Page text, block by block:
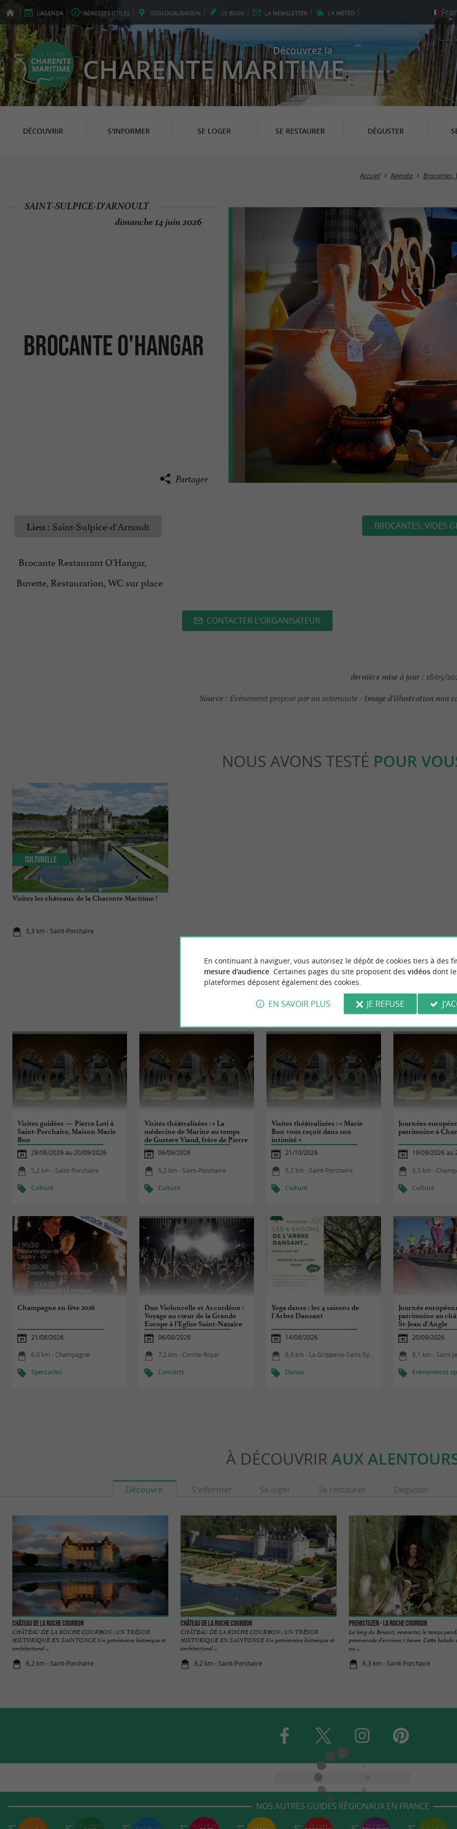
L'AGENDA ADRESSES UTILES GEOLOCALISATION LE BLOG LA NEWSLETTER LA MÉTÉO
Découvrez la
CHARENTE MARITIME
DÉCOUVRIR S'INFORMER SE LOGER SE RESTAURER DÉGUSTER
Accueil Agenda Brocantes,
BROCANTE O'HANGAR
SAINT-SULPICE-D'ARNOULT
dimanche 14 juin 2026
Partager
Lieu : Saint-Sulpice-d'Arnoult BROCANTES, VIDES
Brocante Restaurant O'Hangar,
Buvette, Restauration, WC sur place
CONTACTER L'ORGANISATEUR
dernière mise à jour : 18/05/
Source : Evènement proposé par un internaute -Image d'illustration non
NOUS AVONS TESTÉ POUR
Visitez les châteaux de la Charente Maritime !
5,3 km - Saint-Porchaire
Culturelle
ÉVÈNEMENTS À PROXIMITÉ
Visites guidées — Pierre Loti à
Saint-Porchaire, Maison Marie
Bon
28/06/2026 au 20/09/2026
5,2 km - Saint-Porchaire
Culture
Visites théâtralisées : « La
médecine de Marine au temps
de Gustave Viaud, frère de Pierre
Loti »
06/09/2026
5,2 km - Saint-Porchaire
Culture
Visites théâtralisées : « Marie
Bon vous reçoit dans son
intimité »
21/10/2026
5,2 km - Saint-Porchaire
Culture
Journées
patrimoine à
19/09/2026 au
5,5 km -
Culture
Champagne en fête 2026
21/08/2026
6,0 km - Champagne
Spectacles
Duo Violoncelle et Accordéon :
Voyage au cœur de la Grande
Europe à l'Eglise Saint-Nazaire
de Corme Royal
06/08/2026
7,2 km - Corme-Royal
Concerts
Yoga danse : les 4 saisons de
l'Arbre Dansant
14/08/2026
8,0 km - La Gripperie-Saint-Symphorien
Danse
Journée
patrimoine au
St-Jean d'Angle
20/09/2026
8,1 km - Saint-
Evènements
À DÉCOUVRIR AUX
Découvrir S'informer Se loger Se restaurer Déguster
Château de la Roche Courbon
CHÂTEAU DE LA ROCHE COURBON : UN TRÉSOR
HISTORIQUE EN SAINTONGE Un patrimoine historique et
architectural ...
6,2 km - Saint-Porchaire
Château de la Roche Courbon
CHÂTEAU DE LA ROCHE COURBON : UN TRÉSOR
HISTORIQUE EN SAINTONGE Un patrimoine historique et
architectural ...
6,2 km - Saint-Porchaire
Prehistozen - La Roche Courbon
Le long du Bruant, remontez le temps
promenade d’environ 1 heure. Cette
au ...
6,3 km - Saint-Porchaire
NOS AUTRES GUIDES RÉGIONAUX EN FRANCE
En continuant à naviguer, vous autorisez le dépôt de cookies tiers à des
mesure d'audience. Certaines pages du site proposent des vidéosdont
plateformes déposent également des cookies.
EN SAVOIR PLUS JE REFUSE